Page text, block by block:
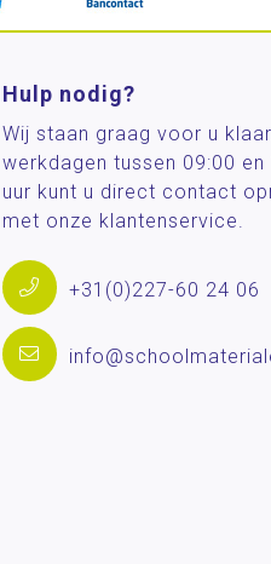
Hulp nodig?
Wij staan graag voor u
werkdagen tussen 09:00 en
uur kunt u direct contact
met onze klantenservice.
+31(0)227-60 24 06